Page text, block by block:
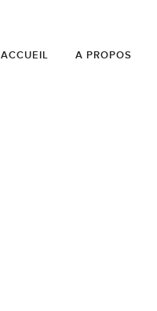
ACCUEIL A PROPOS